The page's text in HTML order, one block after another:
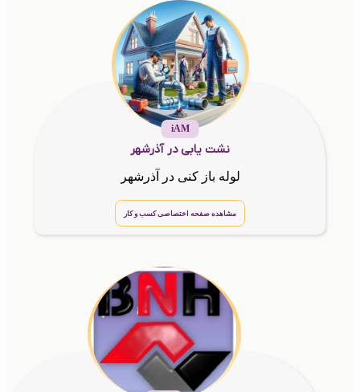
iAM
نشت یابی در آذرشهر
لوله باز کنی در آذرشهر
مشاهده صفحه اختصاصی کسب و کار